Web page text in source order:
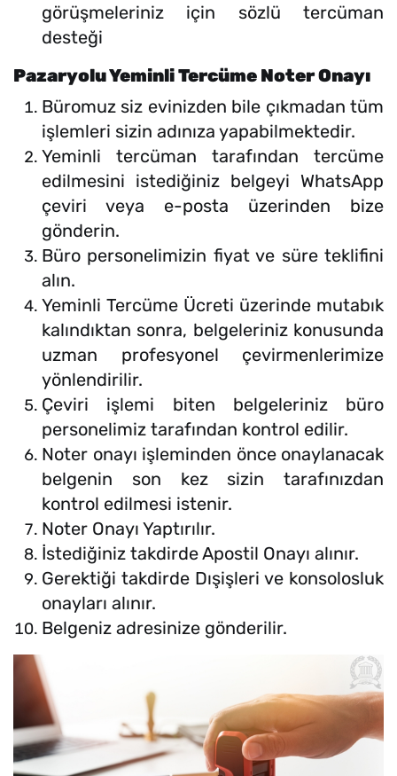
görüşmeleriniz için sözlü tercüman
desteği
Pazaryolu Yeminli Tercüme Noter Onayı
Büromuz siz evinizden bile çıkmadan tüm
işlemleri sizin adınıza yapabilmektedir.
Yeminli tercüman tarafından tercüme
edilmesini istediğiniz belgeyi WhatsApp
çeviri veya e-posta üzerinden bize
gönderin.
Büro personelimizin fiyat ve süre teklifini
alın.
Yeminli Tercüme Ücreti üzerinde mutabık
kalındıktan sonra, belgeleriniz konusunda
uzman profesyonel çevirmenlerimize
yönlendirilir.
Çeviri işlemi biten belgeleriniz büro
personelimiz tarafından kontrol edilir.
Noter onayı işleminden önce onaylanacak
belgenin son kez sizin tarafınızdan
kontrol edilmesi istenir.
Noter Onayı Yaptırılır.
İstediğiniz takdirde Apostil Onayı alınır.
Gerektiği takdirde Dışişleri ve konsolosluk
onayları alınır.
Belgeniz adresinize gönderilir.